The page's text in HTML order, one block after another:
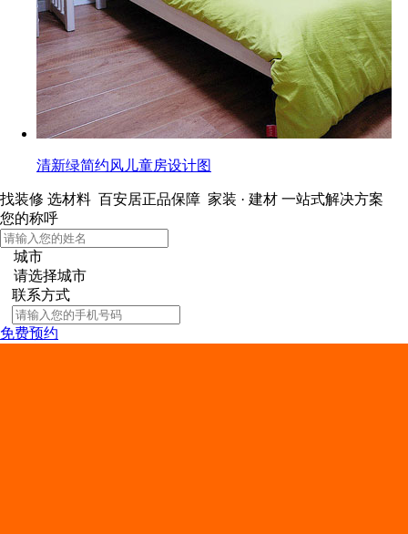
清新绿简约风儿童房设计图
找装修 选材料 百安居正品保障 家装 · 建材 一站式解决方案
您的称呼
城市
请选择城市
联系方式
免费预约